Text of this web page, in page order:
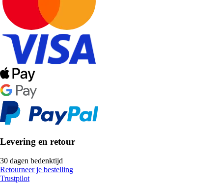
Levering en retour
30 dagen bedenktijd
Retourneer je bestelling
Trustpilot